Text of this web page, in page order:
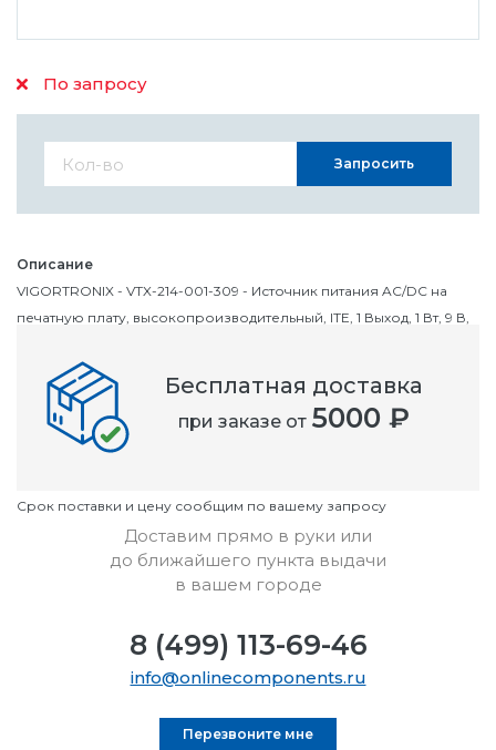
По запросу
Описание
VIGORTRONIX - VTX-214-001-309 - Источник питания AC/DC на
печатную плату, высокопроизводительный, ITE, 1 Выход, 1 Вт, 9 В,
Номенклатурный номер
OC2775089
Cрок поставки и цену сообщим по вашему запросу
Запросить
Бесплатная доставка
при заказе от 5000 ₽
Доставим прямо в руки или
до ближайшего пункта выдачи
в вашем городе
8 (499) 113-69-46
info@onlinecomponents.ru
Перезвоните мне